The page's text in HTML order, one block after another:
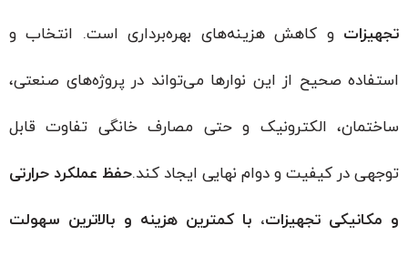
تجهیزاتو کاهش هزینه‌های بهره‌برداری است. انتخاب و
استفاده صحیح از این نوارها می‌تواند در پروژه‌های صنعتی،
ساختمان، الکترونیک و حتی مصارف خانگی تفاوت قابل
توجهی در کیفیت و دوام نهایی ایجاد کند.حفظ عملکرد حرارتی
و مکانیکی تجهیزات، با کمترین هزینه و بالاترین سهولت